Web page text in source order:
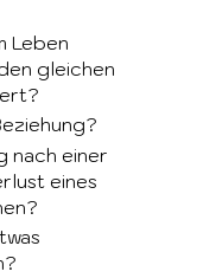
Leben
gleichen
nach einer
eines